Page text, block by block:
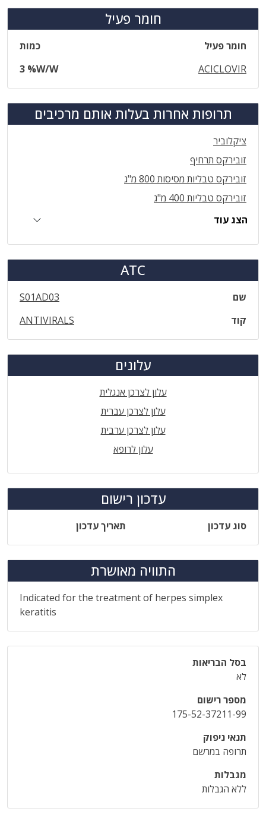
חומר פעיל
חומר פעיל
כמות
ACICLOVIR
3 %W/W
תרופות אחרות בעלות אותם מרכיבים
ציקלוביר
זובירקס תרחיף
זובירקס טבליות מסיסות 800 מ"ג
זובירקס טבליות 400 מ"ג
הצג עוד
ATC
שם
S01AD03
קוד
ANTIVIRALS
עלונים
עלון לצרכן אנגלית
עלון לצרכן עברית
עלון לצרכן ערבית
עלון לרופא
עדכון רישום
סוג עדכון תאריך עדכון
התוויה מאושרת
Indicated for the treatment of herpes simplex
keratitis
בסל הבריאות
לא
מספר רישום
175-52-37211-99
תנאי ניפוק
תרופה במרשם
מגבלות
ללא הגבלות